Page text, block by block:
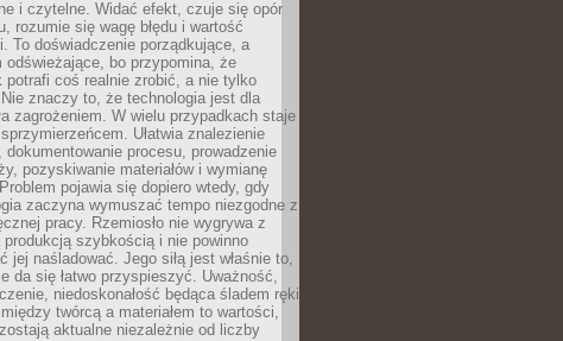
i czytelne. Widać efekt, czuje się opór
rozumie się wagę błędu i wartość
To doświadczenie porządkujące, a
odświeżające, bo przypomina, że
potrafi coś realnie zrobić, a nie tylko
znaczy to, że technologia jest dla
zagrożeniem. W wielu przypadkach staje
Ułatwia znalezienie
dokumentowanie procesu, prowadzenie
pozyskiwanie materiałów i wymianę
pojawia się dopiero wtedy, gdy
zaczyna wymuszać tempo niezgodne z
pracy. Rzemiosło nie wygrywa z
produkcją szybkością i nie powinno
jej naśladować. Jego siłą jest właśnie to,
da się łatwo przyspieszyć. Uważność,
niedoskonałość będąca śladem ręki
twórcą a materiałem to wartości,
aktualne niezależnie od liczby